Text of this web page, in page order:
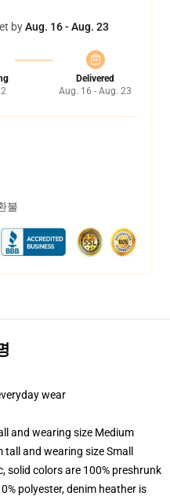
byAug. 16 - Aug. 23
Delivered
Aug. 16 - Aug. 23
불
wear
and wearing size Medium
and wearing size Small
solid colors are 100% preshrunk
polyester, denim heather is